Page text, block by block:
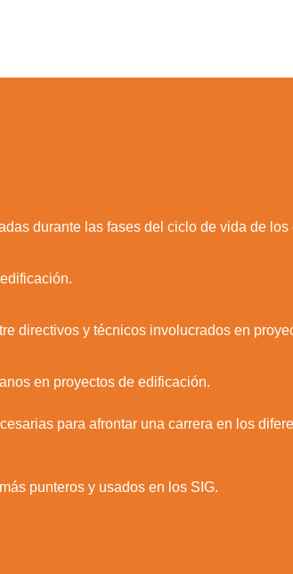
durante las fases del ciclo de vida de los
directivos y técnicos involucrados en
en proyectos de edificación.
para afrontar una carrera en los
punteros y usados en los SIG.